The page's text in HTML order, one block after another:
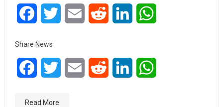
FacebookTwitter Email Reddit LinkedIn
Share News
FacebookTwitter Email Reddit LinkedIn
Read More